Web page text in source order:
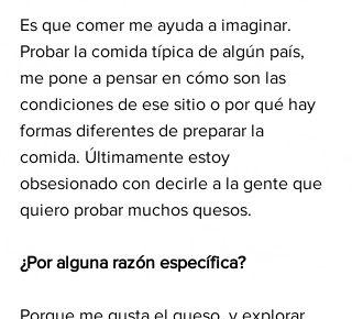
Es que comer me ayuda a imaginar.
Probar la comida típica de algún país,
me pone a pensar en cómo son las
condiciones de ese sitio o por qué hay
formas diferentes de preparar la
comida. Últimamente estoy
obsesionado con decirle a la gente que
quiero probar muchos quesos.
¿Por alguna razón específica?
Porque me gusta el queso, y explorar